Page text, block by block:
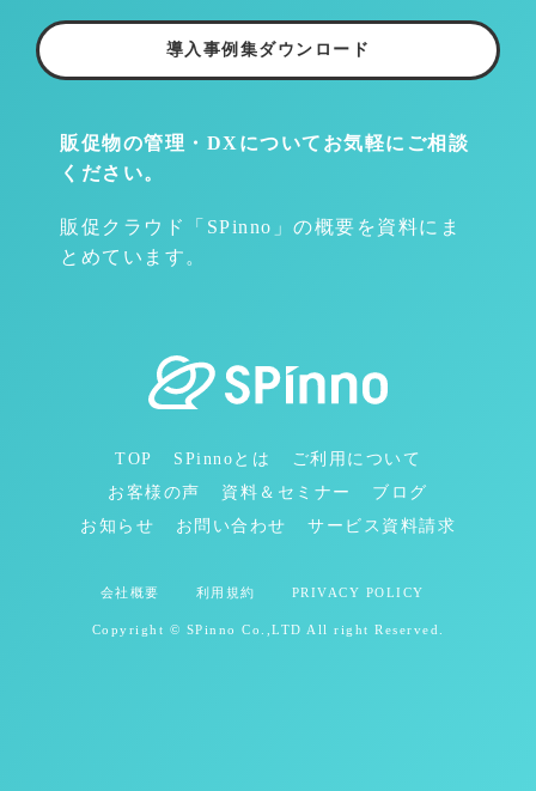
販促物の管理・DXについて お気軽にご相談
ください。
販促クラウド「SPinno」の概要を資料にま
とめています。
導入事例集ダウンロード
TOP SPinnoとは
ご利用について
お客様の声
資料＆セミナー
ブログ
お知らせ
お問い合わせ サービス資料請求
会社概要 利用規約 PRIVACY POLICY
Copyright © SPinno Co.,LTD All right Reserved.